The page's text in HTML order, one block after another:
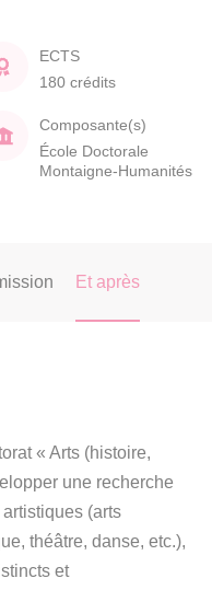
ECTS
180 crédits
Composante(s)
École Doctorale
Montaigne-Humanités
Et après
« Arts (histoire,
une recherche
(arts
théâtre, danse, etc.),
et